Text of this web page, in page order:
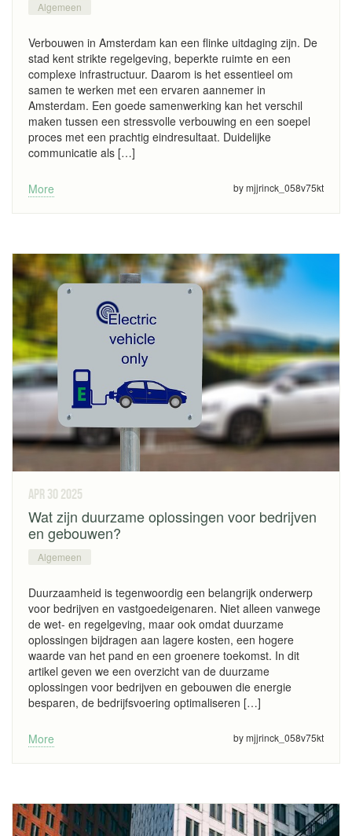
Algemeen
Verbouwen in Amsterdam kan een flinke uitdaging zijn. De
stad kent strikte regelgeving, beperkte ruimte en een
complexe infrastructuur. Daarom is het essentieel om
samen te werken met een ervaren aannemer in
Amsterdam. Een goede samenwerking kan het verschil
maken tussen een stressvolle verbouwing en een soepel
proces met een prachtig eindresultaat. Duidelijke
communicatie als […]
More by mjjrinck_058v75kt
apr 30 2025
Wat zijn duurzame oplossingen voor bedrijven
en gebouwen?
Algemeen
Duurzaamheid is tegenwoordig een belangrijk onderwerp
voor bedrijven en vastgoedeigenaren. Niet alleen vanwege
de wet- en regelgeving, maar ook omdat duurzame
oplossingen bijdragen aan lagere kosten, een hogere
waarde van het pand en een groenere toekomst. In dit
artikel geven we een overzicht van de duurzame
oplossingen voor bedrijven en gebouwen die energie
besparen, de bedrijfsvoering optimaliseren […]
More by mjjrinck_058v75kt